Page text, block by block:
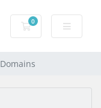
0
Warenkorb
Domains